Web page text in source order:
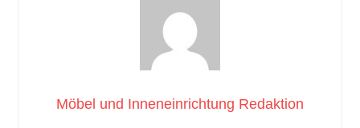
Möbel und Inneneinrichtung Redaktion